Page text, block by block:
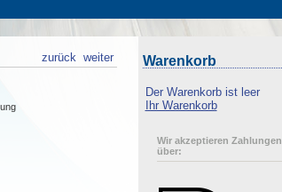
weiter
zurück Warenkorb
Der Warenkorb ist leer
Ihr Warenkorb
Wir akzeptieren Zahlungen
über: